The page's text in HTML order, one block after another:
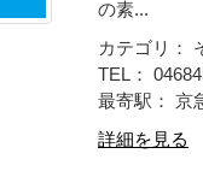
の素...
カテゴリ：
TEL：
最寄駅： 京
詳細を見る